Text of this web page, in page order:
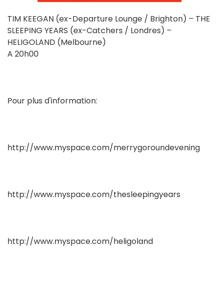
TIM KEEGAN (ex-Departure Lounge / Brighton) – THE
SLEEPING YEARS (ex-Catchers / Londres) –
HELIGOLAND (Melbourne)
A 20h00
Pour plus d'information:
http://www.myspace.com/merrygoroundevening
http://www.myspace.com/thesleepingyears
http://www.myspace.com/heligoland